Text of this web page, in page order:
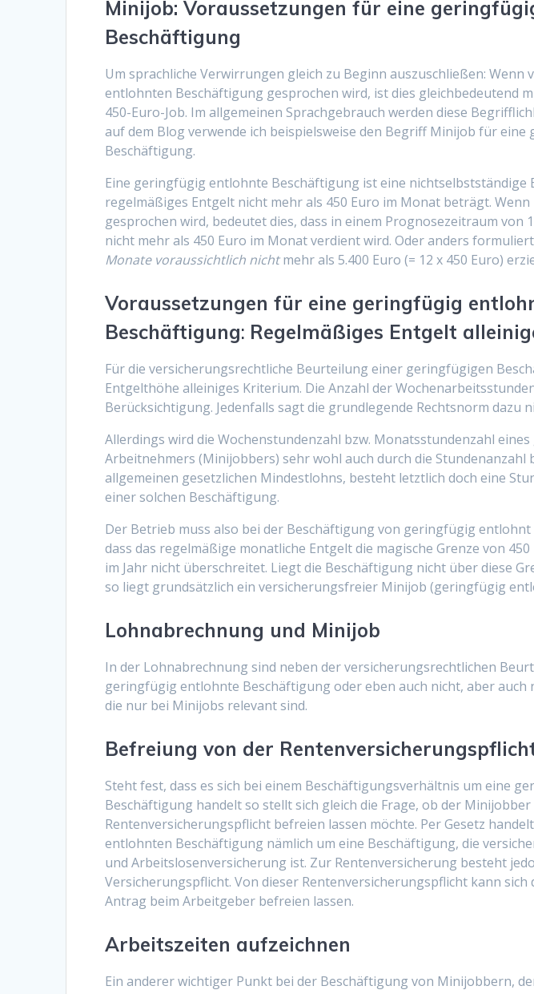
Minijob: Voraussetzungen für eine
Beschäftigung
Um sprachliche Verwirrungen gleich zu Beginn auszuschließen:
entlohnten Beschäftigung gesprochen wird, ist dies gleichbedeutend
450-Euro-Job. Im allgemeinen Sprachgebrauch werden diese
auf dem Blog verwende ich beispielsweise den Begriff Minijob für
Beschäftigung.
Eine geringfügig entlohnte Beschäftigung ist eine nichtselbstständige
regelmäßiges Entgelt nicht mehr als 450 Euro im Monat beträgt.
gesprochen wird, bedeutet dies, dass in einem Prognosezeitraum von
nicht mehr als 450 Euro im Monat verdient wird. Oder anders
Monate voraussichtlich nichtmehr als 5.400 Euro (= 12 x 450 Euro)
Voraussetzungen für eine geringfügig
Beschäftigung: Regelmäßiges Entgelt
Für die versicherungsrechtliche Beurteilung einer geringfügigen
Entgelthöhe alleiniges Kriterium. Die Anzahl der
Berücksichtigung. Jedenfalls sagt die grundlegende Rechtsnorm dazu
Allerdings wird die Wochenstundenzahl bzw. Monatsstundenzahl
Arbeitnehmers (Minijobbers) sehr wohl auch durch die Stundenanzahl
allgemeinen gesetzlichen Mindestlohns, besteht letztlich doch eine
einer solchen Beschäftigung.
Der Betrieb muss also bei der Beschäftigung von geringfügig
dass das regelmäßige monatliche Entgelt die magische Grenze von
im Jahr nicht überschreitet. Liegt die Beschäftigung nicht über diese
so liegt grundsätzlich ein versicherungsfreier Minijob (geringfügig
Lohnabrechnung und Minijob
In der Lohnabrechnung sind neben der versicherungsrechtlichen
geringfügig entlohnte Beschäftigung oder eben auch nicht, aber auch
die nur bei Minijobs relevant sind.
Befreiung von der
Steht fest, dass es sich bei einem Beschäftigungsverhältnis um eine
Beschäftigung handelt so stellt sich gleich die Frage, ob der Minijobber
Rentenversicherungspflicht befreien lassen möchte. Per Gesetz
entlohnten Beschäftigung nämlich um eine Beschäftigung, die
und Arbeitslosenversicherung ist. Zur Rentenversicherung besteht
Versicherungspflicht. Von dieser Rentenversicherungspflicht kann
Antrag beim Arbeitgeber befreien lassen.
Arbeitszeiten aufzeichnen
Ein anderer wichtiger Punkt bei der Beschäftigung von Minijobbern,